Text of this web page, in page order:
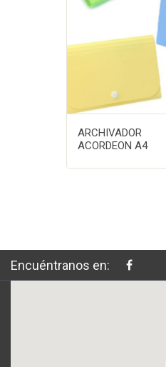
ARCHIVADOR
ACORDEON A4
Encuéntranos en: